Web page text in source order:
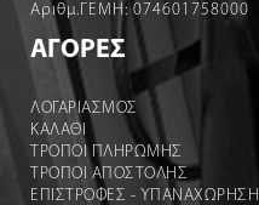
Αριθμ.ΓΕΜΗ: 074601758000
ΑΓΟΡΕΣ
ΛΟΓΑΡΙΑΣΜΌΣ
ΚΑΛΆΘΙ
ΤΡΟΠΟΙ ΠΛΗΡΩΜΗΣ
ΤΡΟΠΟΙ ΑΠΟΣΤΟΛΉΣ
ΕΠΙΣΤΡΟΦΕΣ - ΥΠΑΝΑΧΩΡΗΣΗ